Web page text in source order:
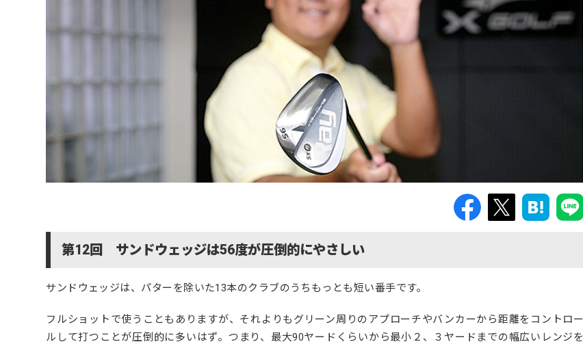
第12回 サンドウェッジは56度が圧倒的にやさしい
サンドウェッジは、パターを除いた13本のクラブのうちもっとも短い番手です。
フルショットで使うこともありますが、それよりもグリーン周りのアプローチやバンカーから距離をコントロー
ルして打つことが圧倒的に多いはず。つまり、最大90ヤードくらいから最小２、３ヤードまでの幅広いレンジを